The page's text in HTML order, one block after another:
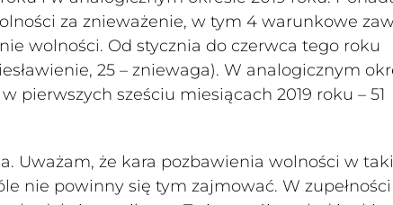
za znieważenie, w tym 4 warunkowe
wolności. Od stycznia do czerwca tego roku
25 – zniewaga). W analogicznym
pierwszych sześciu miesiącach 2019 roku – 51
Uważam, że kara pozbawienia wolności w
nie powinny się tym zajmować. W